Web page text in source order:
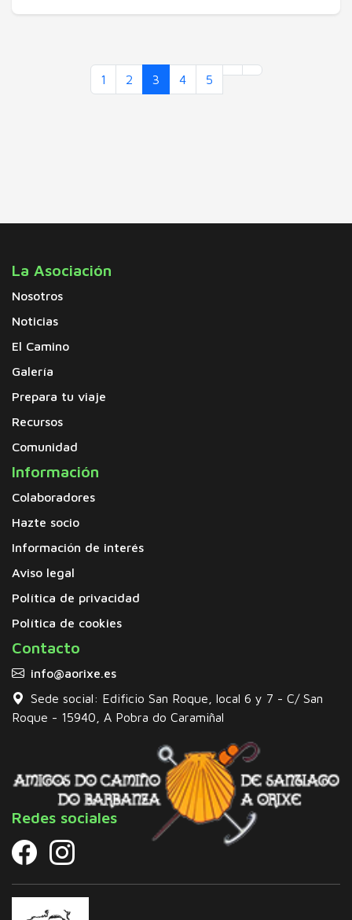
1 2 3 4 5
La Asociación
Nosotros
Noticias
El Camino
Galería
Prepara tu viaje
Recursos
Comunidad
Información
Colaboradores
Hazte socio
Información de interés
Aviso legal
Política de privacidad
Política de cookies
Contacto
info@aorixe.es
Sede social: Edificio San Roque, local 6 y 7 - C/ San
Roque - 15940, A Pobra do Caramiñal
Redes sociales